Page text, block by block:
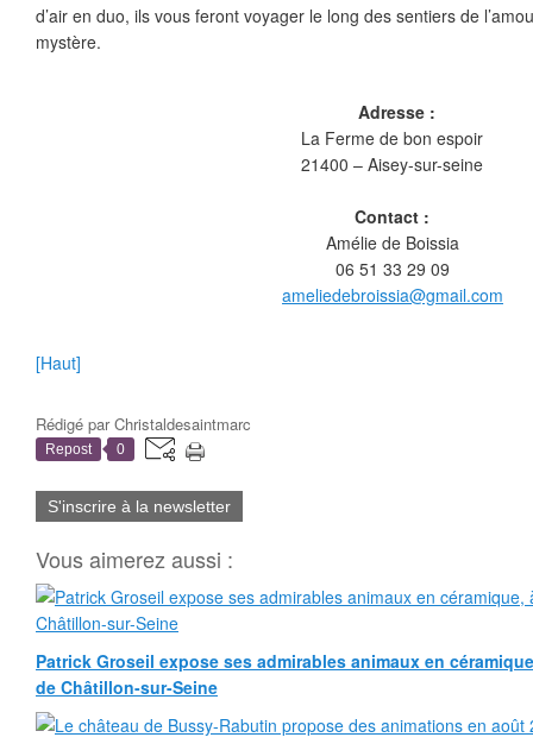
d’air en duo, ils vous feront voyager le long des sentiers de
mystère.
Adresse :
La Ferme de bon espoir
21400 – Aisey-sur-seine
Contact :
Amélie de Boissia
06 51 33 29 09
ameliedebroissia@gmail.com
[Haut]
Rédigé parChristaldesaintmarc
Repost 0
S'inscrire à la newsletter
Vous aimerez aussi :
Patrick Groseil expose ses admirables animaux en
de Châtillon-sur-Seine